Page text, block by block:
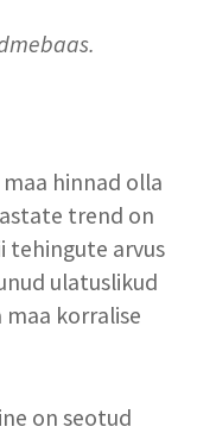
hinnad olla
trend on
tehingute arvus
ulatuslikud
maa korralise
on seotud